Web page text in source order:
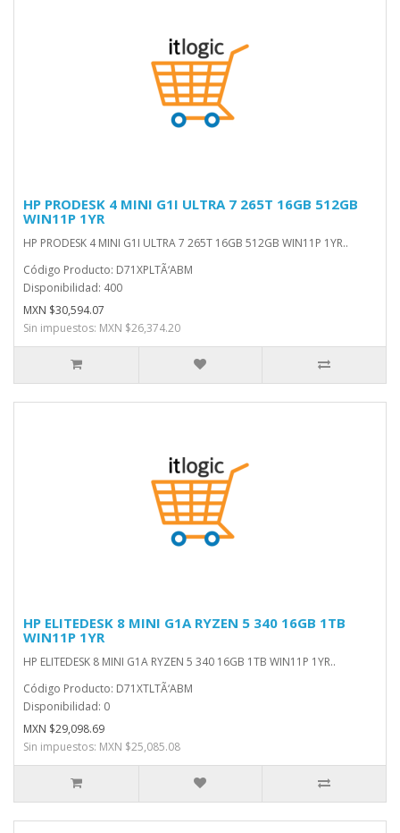
HP PRODESK 4 MINI G1I ULTRA 7 265T 16GB 512GB
WIN11P 1YR
HP PRODESK 4 MINI G1I ULTRA 7 265T 16GB 512GB WIN11P 1YR..
Código Producto: D71XPLTÃ‘ABM
Disponibilidad: 400
MXN $30,594.07
Sin impuestos: MXN $26,374.20
HP ELITEDESK 8 MINI G1A RYZEN 5 340 16GB 1TB
WIN11P 1YR
HP ELITEDESK 8 MINI G1A RYZEN 5 340 16GB 1TB WIN11P 1YR..
Código Producto: D71XTLTÃ‘ABM
Disponibilidad: 0
MXN $29,098.69
Sin impuestos: MXN $25,085.08